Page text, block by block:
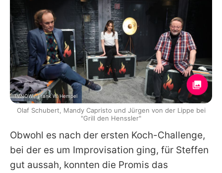
Obwohl es nach der ersten Koch-Challenge,
bei der es um Improvisation ging, für Steffen
gut aussah, konnten die Promis das
TVNOW / Frank W. Hempel
Olaf Schubert, Mandy Capristo und Jürgen von der Lippe bei
"Grill den Henssler"